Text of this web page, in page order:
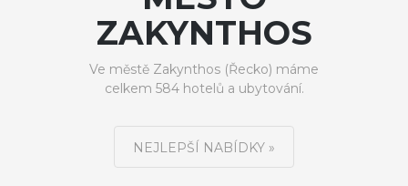
ZAKYNTHOS
Ve městě Zakynthos (Řecko) máme
celkem 584 hotelů a ubytování.
NEJLEPŠÍ NABÍDKY »